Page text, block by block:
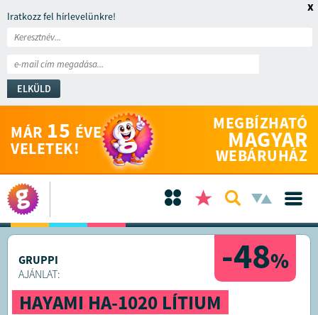
Iratkozz fel hírlevelünkre!
ELKÜLD
x
MÁR 15 ÉVE
VELETEK!
MEGBÍZHATÓ
MAGYAR
WEBÁRUHÁZ
-48%
GRUPPI
AJÁNLAT:
HAYAMI HA-1020 LÍTIUM